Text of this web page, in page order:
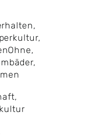
,
,
,
,
,